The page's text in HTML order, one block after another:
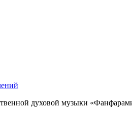
духовой музыки